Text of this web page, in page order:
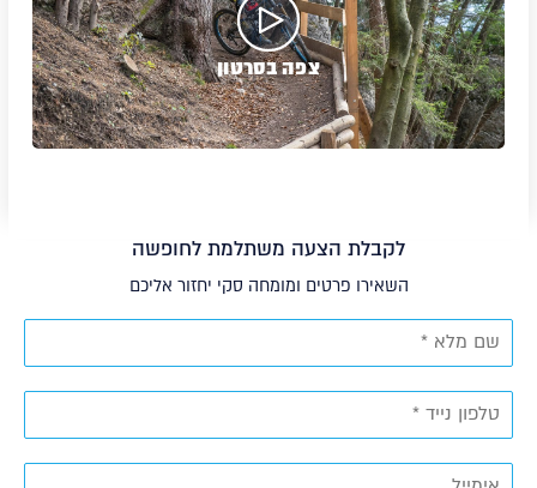
צפה בסרטון
לקבלת הצעה משתלמת לחופשה
השאירו פרטים ומומחה סקי יחזור אליכם